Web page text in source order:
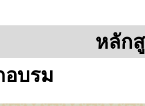
หลัก
อบรม